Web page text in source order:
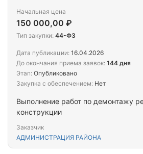
Выполнение работ по демонтажу
конструкции
Заказчик
АДМИНИСТРАЦИЯ РАЙОНА
Начальная цена
150 000,00 ₽
Тип закупки: 44-ФЗ
Дата публикации: 16.04.2026
До окончания приема заявок: 144 дня
Этап: Опубликовано
Закупка с обеспечением: Нет